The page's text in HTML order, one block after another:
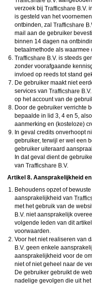
verzoek bij
is gesteld van het
ontbinden, zal
mail aan de gebruiker
binnen 14 dagen na
betaalmethode als
is steeds
zonder voorafgaande
invloed op reeds tot stand
De gebruiker maakt niet
services van
op het account van de
Door de gebruiker verrichte
bepaalde in lid 3, 4 en 5,
aanmerking en (kosteloze)
In geval credits onverhoopt
gebruiker, terwijl er wel een
gebruiker uiteraard
In dat geval dient de
van
Artikel 8. Aansprakelijkheid
Behoudens opzet of
aansprakelijkheid van
met het gebruik van de
niet aansprakelijk
volgende leden van dit
voorwaarden.
Voor het niet realiseren van
geen enkele
aansprakelijkheid voor de
niet of niet geheel naar de
De gebruiker gebruikt de
nadelige gevolgen die uit